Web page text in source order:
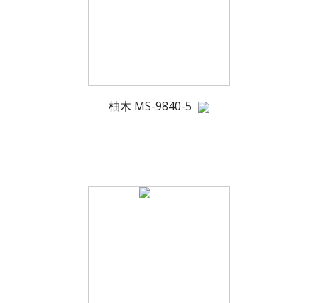
柚木 MS-9840-5